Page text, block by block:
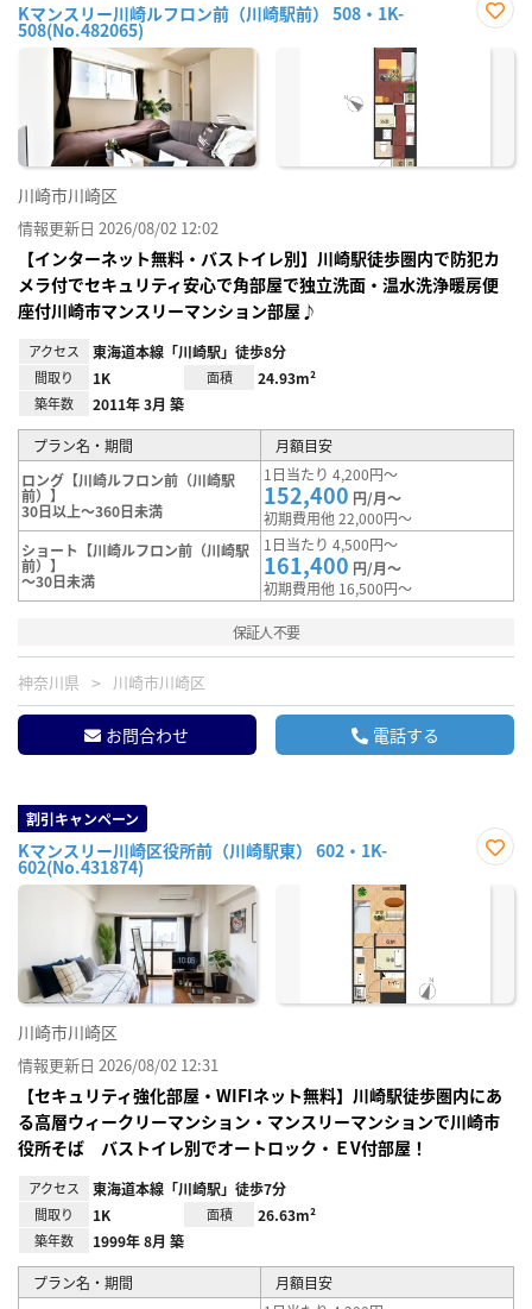
Kマンスリー川崎ルフロン前（川崎駅前） 508・1K-
508(No.482065)
に入
川崎市川崎区
情報更新日 2026/08/02 12:02
【インターネット無料・バストイレ別】川崎駅徒歩圏内で防犯カ
メラ付でセキュリティ安心で角部屋で独立洗面・温水洗浄暖房便
座付川崎市マンスリーマンション部屋♪
アクセス 東海道本線「川崎駅」徒歩8分
間取り 1K 面積 24.93m²
築年数 2011年 3月 築
プラン名・期間
月額目安
ロング【川崎ルフロン前（川崎駅
前）】
30日以上～360日未満
1日当たり 4,200円～
152,400 円/月～
初期費用他 22,000円～
ショート【川崎ルフロン前（川崎駅
前）】
～30日未満
1日当たり 4,500円～
161,400 円/月～
初期費用他 16,500円～
保証人不要
神奈川県 川崎市川崎区
お問合わせ 電話する
割引キャンペーン
Kマンスリー川崎区役所前（川崎駅東） 602・1K-
602(No.431874)
に入
川崎市川崎区
情報更新日 2026/08/02 12:31
【セキュリティ強化部屋・WIFIネット無料】川崎駅徒歩圏内にあ
る高層ウィークリーマンション・マンスリーマンションで川崎市
役所そば バストイレ別でオートロック・ＥV付部屋！
アクセス 東海道本線「川崎駅」徒歩7分
間取り 1K 面積 26.63m²
築年数 1999年 8月 築
プラン名・期間
月額目安